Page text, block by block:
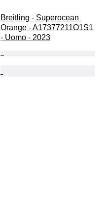
Breitling - Superocean
Orange - A17377211O1S1
- Uomo - 2023